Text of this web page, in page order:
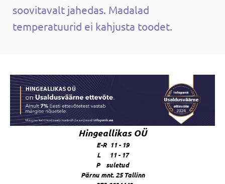
soovitavalt jahedas. Madalad
temperatuurid ei kahjusta toodet.
Hingeallikas OÜ
E-R 11 - 19
L 11 - 17
P suletud
Pärnu mnt. 25 Tallinn